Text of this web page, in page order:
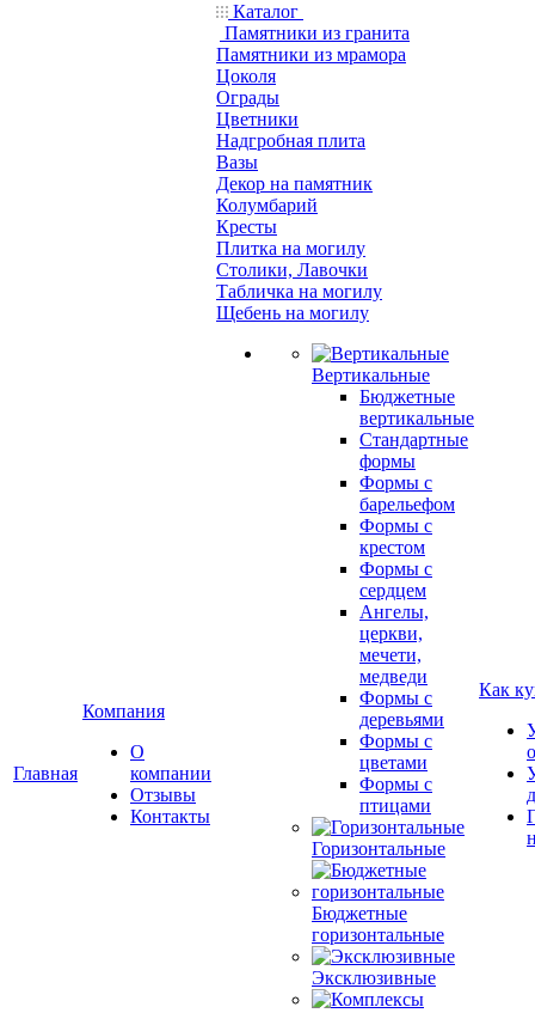
Главная
Компания
О
компании
Отзывы
Контакты
Каталог
Памятники из гранита
Памятники из мрамора
Цоколя
Ограды
Цветники
Надгробная плита
Вазы
Декор на памятник
Колумбарий
Кресты
Плитка на могилу
Столики, Лавочки
Табличка на могилу
Щебень на могилу
Вертикальные
Бюджетные
вертикальные
Стандартные
формы
Формы с
барельефом
Формы с
крестом
Формы с
сердцем
Ангелы,
церкви,
мечети,
медведи
Формы с
деревьями
Формы с
цветами
Формы с
птицами
Горизонтальные
Бюджетные
горизонтальные
Эксклюзивные
Как